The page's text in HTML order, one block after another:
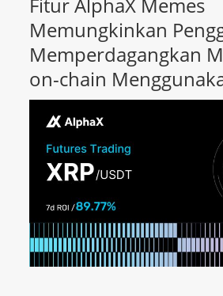
Fitur AlphaX Memes
Memungkinkan
Memperdagangkan
on-chain